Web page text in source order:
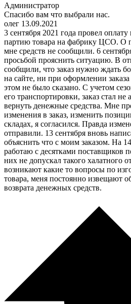
Администратор
Спасибо вам что выбрали нас.
олег 13.09.2021
3 сентября 2021 года провел оплату
партию товара на фабрику ЦСО. О
мне средств не сообщили. 6
просьбой прояснить ситуацию. В
сообщили, что заказ нужно ждать
на сайте, ни при оформлении
этом не было сказано. С учетом
его транспортировки, заказ стал не
вернуть денежные средства. Мне
изменения в заказ, изменить
складах, я согласился. Правда
отправили. 13 сентября вновь
объяснить что с моим заказом. На
работаю с десятками поставщиков
них не допускал такого халатного
возникают какие то вопросы по
товара, меня постоянно извещают
возврата денежных средств.